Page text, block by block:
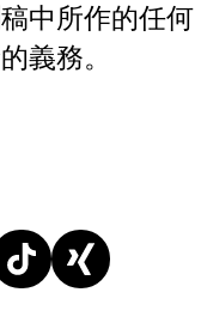
中所作的任何
義務。